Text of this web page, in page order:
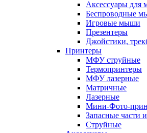
Аксессуары для
Беспроводные
Игровые мыши
Презентеры
Джойстики,
Принтеры
МФУ струйные
Термопринтеры
МФУ лазерные
Матричные
Лазерные
Мини-Фото-
Запасные части
Струйные